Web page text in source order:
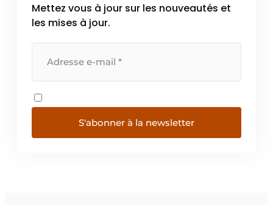
Mettez vous à jour sur les nouveautés et
les mises à jour.
S'abonner à la newsletter